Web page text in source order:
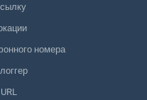
номера